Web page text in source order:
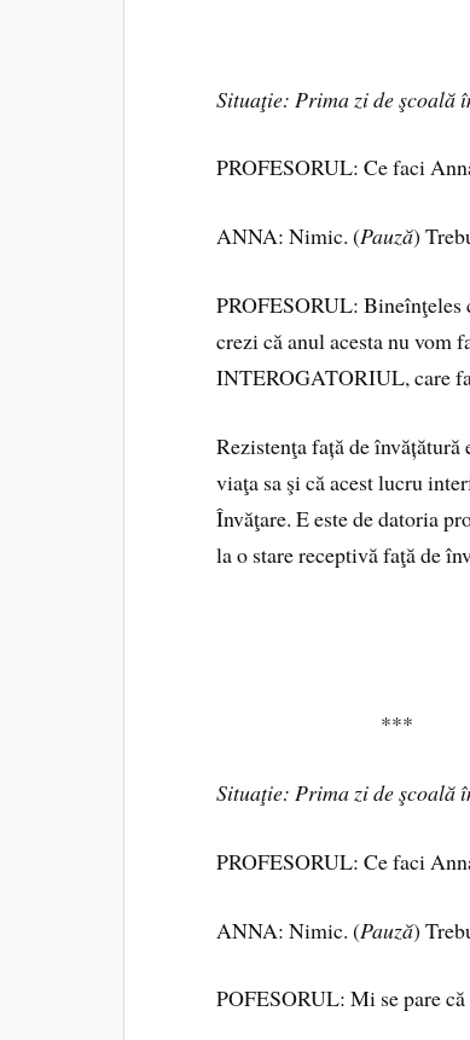
Situaţie: Prima zi de şcoală
PROFESORUL: Ce faci
ANNA: Nimic. (Pauză)
PROFESORUL: Bineînţeles
crezi că anul acesta nu
INTEROGATORIUL, care
Rezistenţa față de învățătură
viaţa sa şi că acest lucru
Învăţare. E este de datoria
la o stare receptivă faţă de
***
Situaţie: Prima zi de şcoală
PROFESORUL: Ce faci
ANNA: Nimic. (Pauză)
POFESORUL: Mi se pare